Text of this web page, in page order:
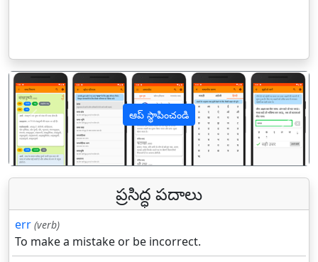
ఆప్ స్థాపించండి
पिछला
ప్రసిద్ధ పదాలు
err (verb)
To make a mistake or be incorrect.